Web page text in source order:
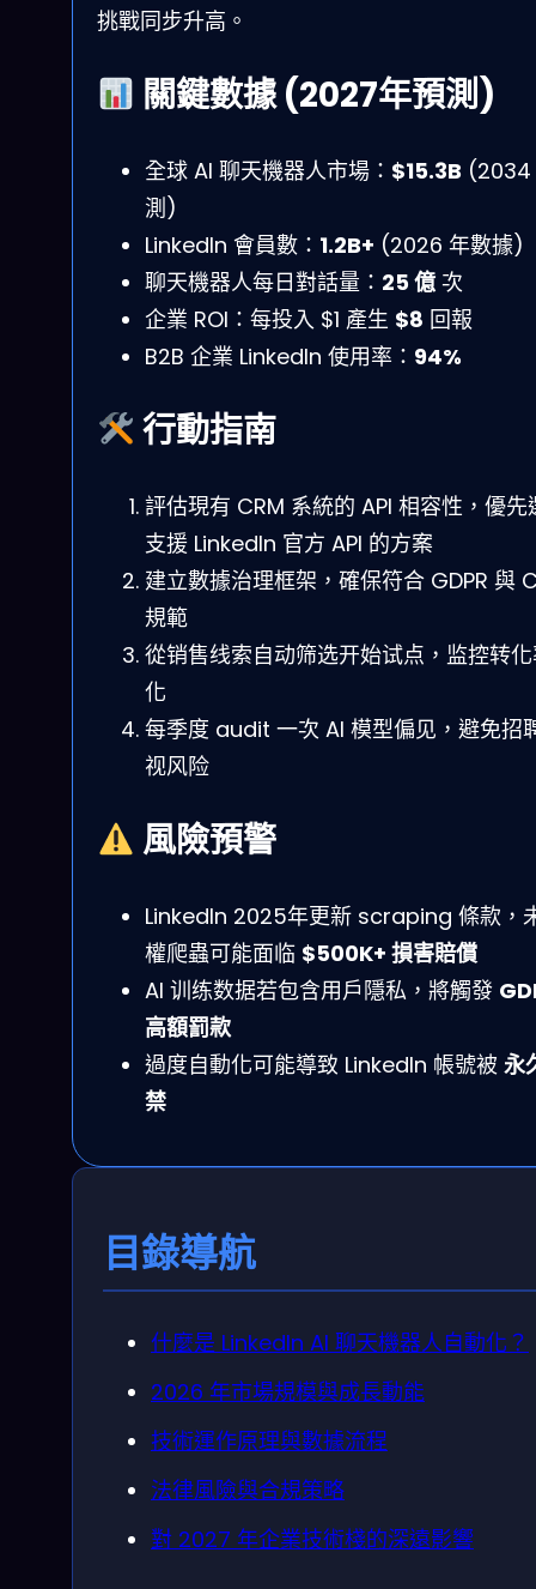
挑戰同步升高。
關鍵數據 (2027年預測)
全球 AI 聊天機器人市場： $15.3B (2034
測)
LinkedIn 會員數： 1.2B+ (2026 年數據)
聊天機器人每日對話量： 25 億 次
企業 ROI：每投入 $1 產生 $8 回報
B2B 企業 LinkedIn 使用率： 94%
行動指南
評估現有 CRM 系統的 API 相容性，優先
支援 LinkedIn 官方 API 的方案
建立數據治理框架，確保符合 GDPR 與
規範
從销售线索自动筛选开始试点，监控转
化
每季度 audit 一次 AI 模型偏见，避免招
视风险
風險預警
LinkedIn 2025年更新 scraping 條款，
權爬蟲可能面临 $500K+ 損害賠償
AI 训练数据若包含用戶隱私，將觸發
高額罰款
過度自動化可能導致 LinkedIn 帳號被 永
禁
目錄導航
什麼是 LinkedIn AI 聊天機器人自動化？
2026 年市場規模與成長動能
技術運作原理與數據流程
法律風險與合規策略
對 2027 年企業技術棧的深遠影響